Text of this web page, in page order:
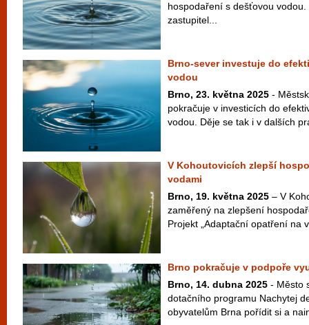
hospodaření s dešťovou
zastupitel...
Brno-sever investuje do
vodou
Brno, 23. května 2025 -
pokračuje v investicích do
vodou. Děje se tak i v dalších
V Kohoutovicích zlepší
vodami
Brno, 19. května 2025 – V
zaměřený na zlepšení
Projekt „Adaptační opatření na
Brno pokračuje v podpoře
Brno, 14. dubna 2025 - Město
dotačního programu Nachytej
obyvatelům Brna pořídit si a